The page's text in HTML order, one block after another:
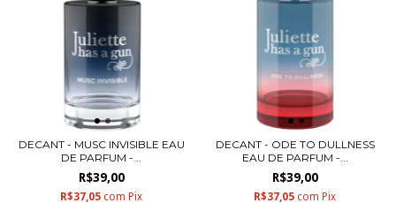
DECANT - MUSC INVISIBLE EAU
DE PARFUM -...
R$39,00
R$37,05 com Pix
DECANT - ODE TO DULLNESS
EAU DE PARFUM -...
R$39,00
R$37,05 com Pix